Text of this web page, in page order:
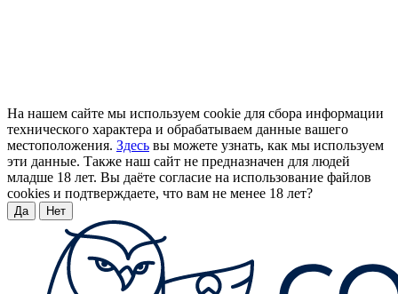
На нашем сайте мы используем cookie для сбора информации
технического характера и обрабатываем данные вашего
местоположения. Здесь вы можете узнать, как мы используем
эти данные. Также наш сайт не предназначен для людей
младше 18 лет. Вы даёте согласие на использование файлов
cookies и подтверждаете, что вам не менее 18 лет?
Да Нет